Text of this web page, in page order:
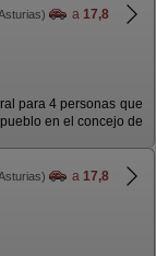
a 17,8
para 4 personas que
en el concejo de
a 17,8